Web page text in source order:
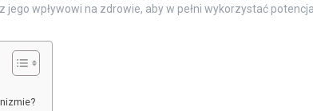
wpływowi na zdrowie, aby w pełni wykorzystać